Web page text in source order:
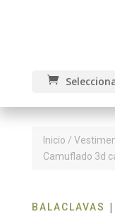
Inicio /
Camuflado 3d
BALACLAVAS |